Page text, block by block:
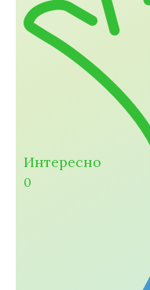
Интересно
0